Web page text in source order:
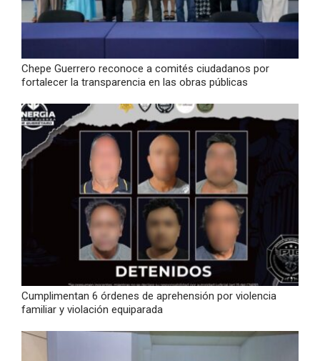
Chepe Guerrero reconoce a comités ciudadanos por
fortalecer la transparencia en las obras públicas
Cumplimentan 6 órdenes de aprehensión por violencia
familiar y violación equiparada